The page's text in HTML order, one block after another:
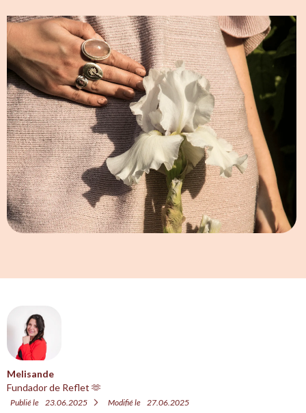
Melisande
Fundador de Reflet 🫶
Publié le 23.06.2025 Modifié le 27.06.2025